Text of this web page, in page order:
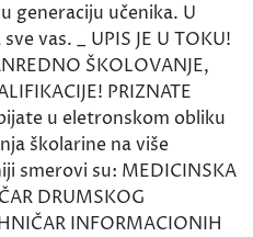
generaciju učenika. U
vas. _ UPIS JE U TOKU!
ŠKOLOVANJE,
PRIZNATE
u eletronskom obliku
školarine na više
smerovi su: MEDICINSKA
DRUMSKOG
INFORMACIONIH